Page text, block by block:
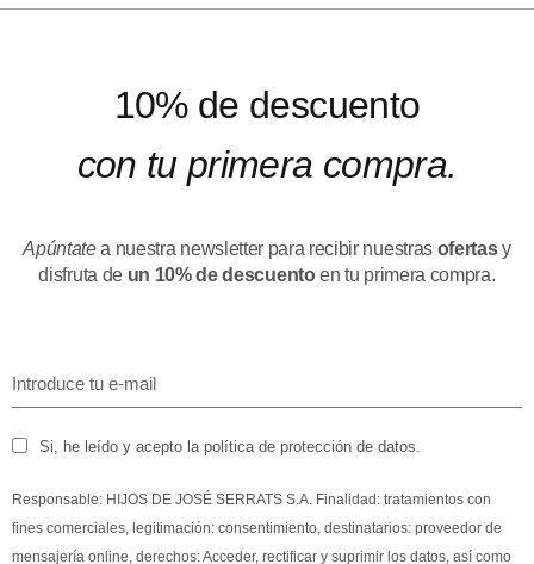
10% de descuento
con tu primera compra.
Apúntatea nuestra newsletter para recibir nuestras ofertasy
disfruta de un 10% de descuentoen tu primera compra.
Si, he leído y acepto la política de protección de datos.
Responsable: HIJOS DE JOSÉ SERRATS S.A. Finalidad: tratamientos con
fines comerciales, legitimación: consentimiento, destinatarios: proveedor de
mensajería online, derechos: Acceder, rectificar y suprimir los datos, así como